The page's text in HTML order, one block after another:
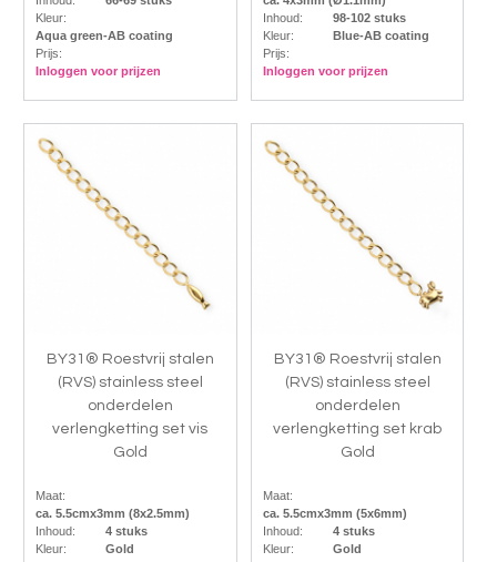
Kleur:
Aqua green-AB coating
Prijs:
Inloggen voor prijzen
Inhoud:
98-102 stuks
Kleur:
Blue-AB coating
Prijs:
Inloggen voor prijzen
BY31® Roestvrij stalen
(RVS) stainless steel
onderdelen
verlengketting set vis
Gold
Maat:
ca. 5.5cmx3mm (8x2.5mm)
Inhoud:
4 stuks
Kleur:
Gold
BY31® Roestvrij stalen
(RVS) stainless steel
onderdelen
verlengketting set krab
Gold
Maat:
ca. 5.5cmx3mm (5x6mm)
Inhoud:
4 stuks
Kleur:
Gold